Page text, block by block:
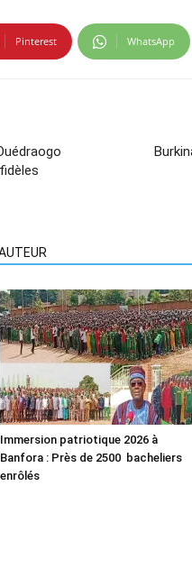
Pinterest WhatsApp
Immersion patriotique 2026 à
Banfora : Près de 2500 bacheliers
enrôlés